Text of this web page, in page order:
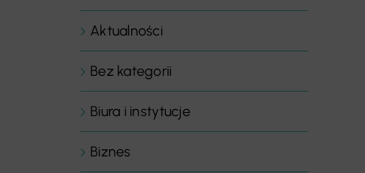
Aktualności
Bez kategorii
Biura i instytucje
Biznes